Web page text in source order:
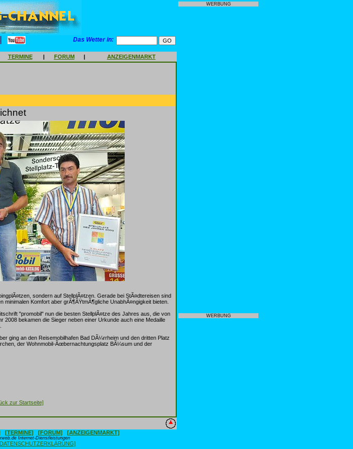
Das Wetter in:
TERMINE | FORUM | ANZEIGENMARKT
sondern auf StellplÃ¤tzen. Gerade bei StÃ¤dtereisen sind
Komfort aber grÃ¶ÃŸtmÃ¶gliche UnabhÃ¤ngigkeit bieten.
"promobil" nun die besten StellplÃ¤tze des Jahres aus, die von
bekamen die Sieger neben einer Urkunde auch eine Medaille
ging an den Reisemobilhafen Bad DÃ¼rrheim und den dritten Platz
der Wohnmobil-Ãœbernachtungsplatz BÃ¼sum und der
zur Startseite]
[TERMINE] [FORUM] [ANZEIGENMARKT]
Internet-Dienstleistungen
WERBUNG
WERBUNG